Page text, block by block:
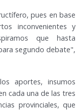
pues en base
inconvenientes y
que hasta
segundo debate",
aportes, insumos
cada una de las tres
provinciales, que